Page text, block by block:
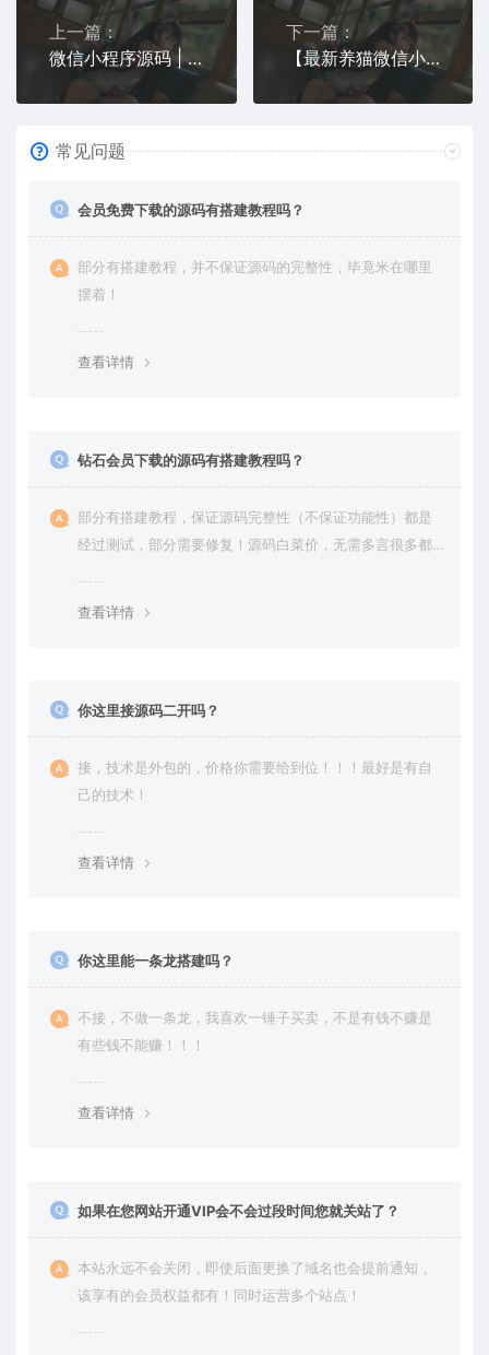
上一篇：
微信小程序源码 | 个性定制小头像与表情包生成器
下一篇：
【最新养猫微信小程序源码】带流量主功能+完整搭建教程下载
常见问题
会员免费下载的源码有搭建教程吗？
部分有搭建教程，并不保证源码的完整性，毕竟米在哪里
摆着！
查看详情
钻石会员下载的源码有搭建教程吗？
部分有搭建教程，保证源码完整性（不保证功能性）都是
经过测试，部分需要修复！源码白菜价，无需多言很多都
查看详情
你这里接源码二开吗？
接，技术是外包的，价格你需要给到位！！！最好是有自
己的技术！
查看详情
你这里能一条龙搭建吗？
不接，不做一条龙，我喜欢一锤子买卖，不是有钱不赚是
有些钱不能赚！！！
查看详情
如果在您网站开通VIP会不会过段时间您就关站了？
本站永远不会关闭，即使后面更换了域名也会提前通知，
该享有的会员权益都有！同时运营多个站点！